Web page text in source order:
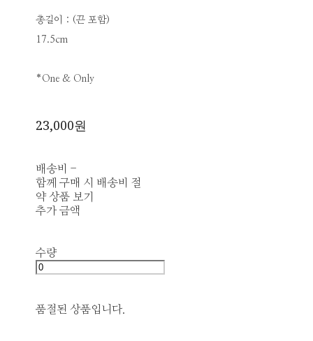
총길이 : (끈 포함)
17.5cm
*One & Only
23,000원
배송비 -
함께 구매 시 배송비 절
약 상품 보기
추가 금액
수량
품절된 상품입니다.